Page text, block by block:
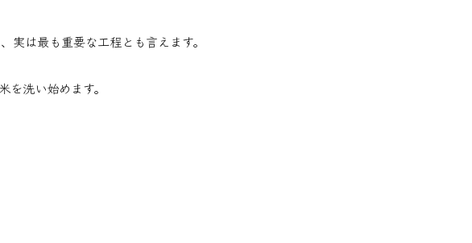
は最も重要な工程とも言えます。
洗い始めます。